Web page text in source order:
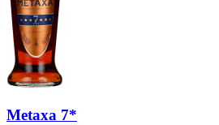
Metaxa 7*